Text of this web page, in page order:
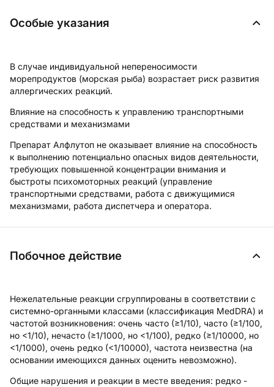
Особые указания
В случае индивидуальной непереносимости
морепродуктов (морская рыба) возрастает риск развития
аллергических реакций.
Влияние на способность к управлению транспортными
средствами и механизмами
Препарат Алфлутоп не оказывает влияние на способность
к выполнению потенциально опасных видов деятельности,
требующих повышенной концентрации внимания и
быстроты психомоторных реакций (управление
транспортными средствами, работа с движущимися
механизмами, работа диспетчера и оператора.
Побочное действие
Нежелательные реакции сгруппированы в соответствии с
системно-органными классами (классификация MedDRA) и
частотой возникновения: очень часто (≥1/10), часто (≥1/100,
но <1/10), нечасто (≥1/1000, но <1/100), редко (≥1/10000, но
<1/1000), очень редко (<1/10000), частота неизвестна (на
основании имеющихся данных оценить невозможно).
Общие нарушения и реакции в месте введения: редко -